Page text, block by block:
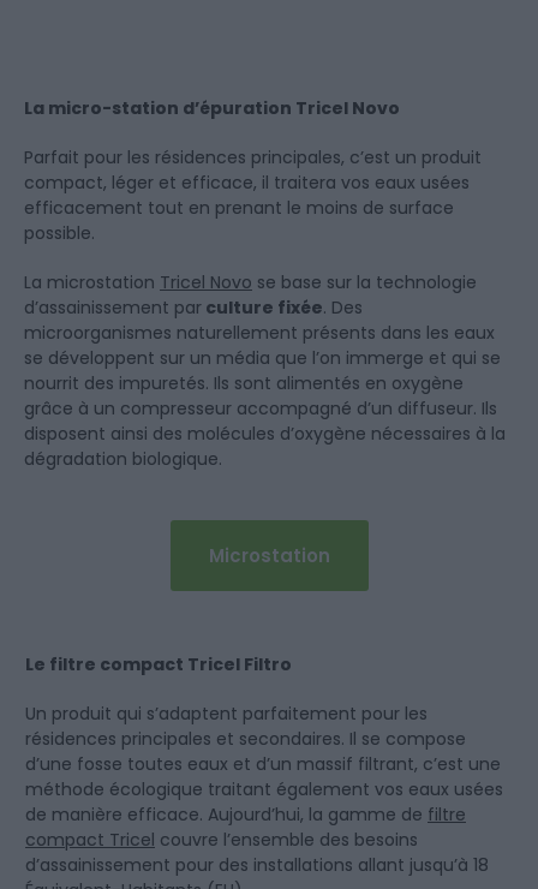
La micro-station d’épuration Tricel Novo
Parfait pour les résidences principales, c’est un produit
compact, léger et efficace, il traitera vos eaux usées
efficacement tout en prenant le moins de surface
possible.
La microstation Tricel Novo se base sur la technologie
d’assainissement par culture fixée. Des
microorganismes naturellement présents dans les eaux
se développent sur un média que l’on immerge et qui se
nourrit des impuretés. Ils sont alimentés en oxygène
grâce à un compresseur accompagné d’un diffuseur. Ils
disposent ainsi des molécules d’oxygène nécessaires à la
dégradation biologique.
Microstation
Le filtre compact Tricel Filtro
Un produit qui s’adaptent parfaitement pour les
résidences principales et secondaires. Il se compose
d’une fosse toutes eaux et d’un massif filtrant, c’est une
méthode écologique traitant également vos eaux usées
de manière efficace. Aujourd’hui, la gamme de filtre
compact Tricel couvre l’ensemble des besoins
d’assainissement pour des installations allant jusqu’à 18